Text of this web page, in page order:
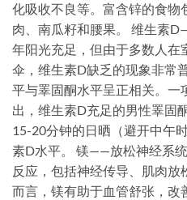
化吸收不良等。富含锌的食物
肉、南瓜籽和腰果。 维生素
年阳光充足，但由于多数人在
伞，维生素D缺乏的现象非常
平与睪固酮水平呈正相关。一
出，维生素D充足的男性睪固
15-20分钟的日晒（避开中午
素D水平。 镁——放松神经系
反应，包括神经传导、肌肉
而言，镁有助于血管舒张，改